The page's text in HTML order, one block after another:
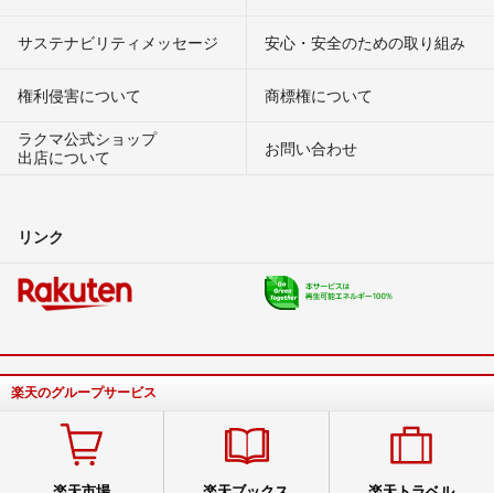
サステナビリティメッセージ 安心・安全のための取り組み
権利侵害について
商標権について
ラクマ公式ショップ
出店について
お問い合わせ
リンク
楽天のグループサービス